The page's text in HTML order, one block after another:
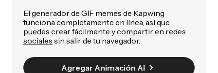
El generador de GIF memes de Kapwing
funciona completamente en línea, así que
puedes crear fácilmente ycompartir en redes
sociales sin salir de tu navegador.
Agregar Animación AI